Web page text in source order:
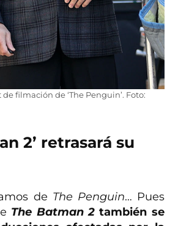
filmación de ‘The Penguin’. Foto:
2’ retrasará su
de The Penguin… Pues
The Batman 2también se